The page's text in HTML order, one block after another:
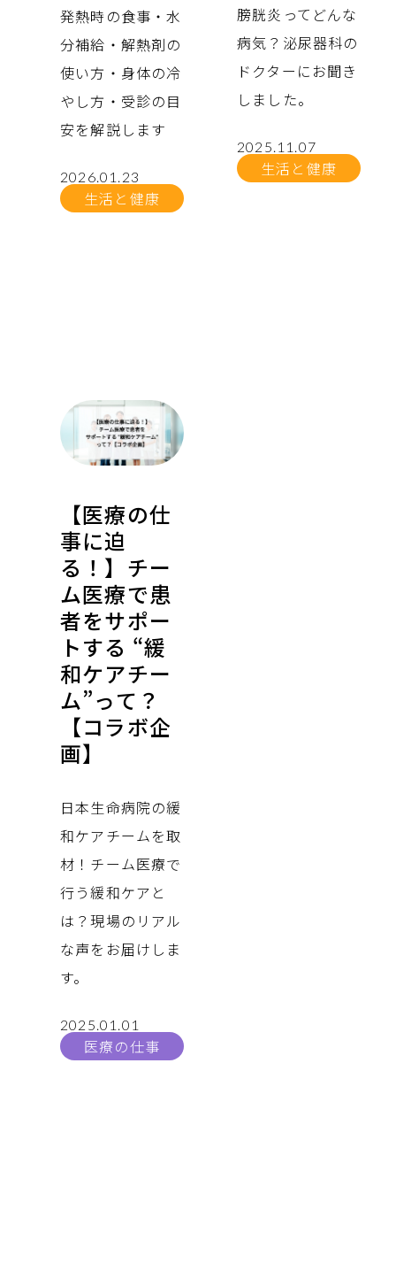
発熱時の食事・水
分補給・解熱剤の
使い方・身体の冷
やし方・受診の目
安を解説します
2026.01.23
生活と健康
膀胱炎ってどんな
病気？泌尿器科の
ドクターにお聞き
しました。
2025.11.07
生活と健康
【医療の仕
事に迫
る！】チー
ム医療で患
者をサポー
トする “緩
和ケアチー
ム”って？
【コラボ企
画】
日本生命病院の緩
和ケアチームを取
材！チーム医療で
行う緩和ケアと
は？現場のリアル
な声をお届けしま
す。
2025.01.01
医療の仕事